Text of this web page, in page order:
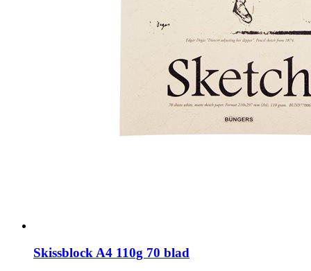
Skissblock A4 110g 70 blad